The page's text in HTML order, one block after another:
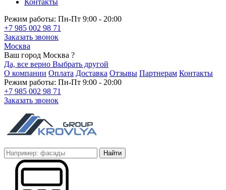
Контакты
Режим работы: Пн-Пт 9:00 - 20:00
+7 985 002 98 71
Заказать звонок
Москва
Ваш город Москва ?
Да, все верно Выбрать другой
О компании Оплата Доставка Отзывы Партнерам Контакты
Режим работы: Пн-Пт 9:00 - 20:00
+7 985 002 98 71
Заказать звонок
Найти